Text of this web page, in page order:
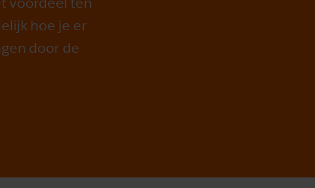
hoe je er
door de